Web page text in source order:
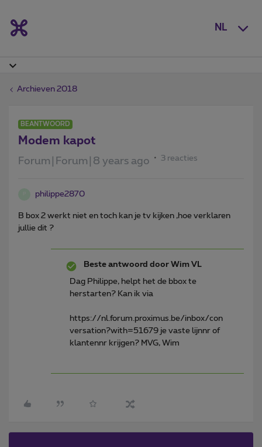
NL
Archieven 2018
BEANTWOORD
Modem kapot
Forum|Forum|8 years ago 3 reacties
philippe2870
B box 2 werkt niet en toch kan je tv kijken ,hoe verklaren
jullie dit ?
Beste antwoord door Wim VL
Dag Philippe, helpt het de bbox te
herstarten? Kan ik via
https://nl.forum.proximus.be/inbox/con
versation?with=51679 je vaste lijnnr of
klantennr krijgen? MVG, Wim